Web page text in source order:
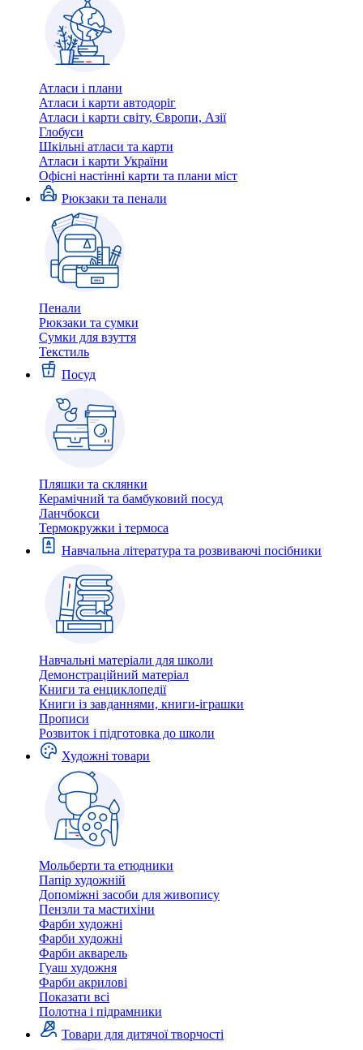
Атласи і плани
Атласи і карти автодоріг
Атласи і карти світу, Європи, Азії
Глобуси
Шкільні атласи та карти
Атласи і карти України
Офісні настінні карти та плани міст
Рюкзаки та пенали
Пенали
Рюкзаки та сумки
Сумки для взуття
Текстиль
Посуд
Пляшки та склянки
Керамічний та бамбуковий посуд
Ланчбокси
Термокружки і термоса
Навчальна література та розвиваючі посібники
Навчальні матеріали для школи
Демонстраційний матеріал
Книги та енциклопедії
Книги із завданнями, книги-іграшки
Прописи
Розвиток і підготовка до школи
Художні товари
Мольберти та етюдники
Папір художній
Допоміжні засоби для живопису
Пензли та мастихіни
Фарби художні
Фарби художні
Фарби акварель
Гуаш художня
Фарби акрилові
Показати всі
Полотна і підрамники
Товари для дитячої творчості